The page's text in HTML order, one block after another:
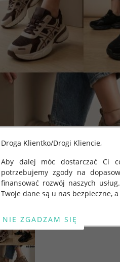
Droga Klientko/Drogi Kliencie,
Aby dalej móc dostarczać Ci
potrzebujemy zgody na
finansować rozwój naszych
Twoje dane są u nas bezpieczne,
Od 25 maja 2018 roku
kwietnia 2016 r. w sprawie
swobodnego przepływu takich
"GDPR" lub "Ogólne
przetwarzaniu Twoich danych